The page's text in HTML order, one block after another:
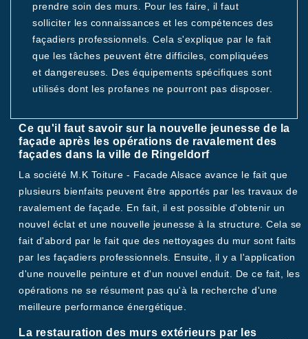
prendre soin des murs. Pour les faire, il faut
solliciter les connaissances et les compétences des
façadiers professionnels. Cela s'explique par le fait
que les tâches peuvent être difficiles, compliquées
et dangereuses. Des équipements spécifiques sont
utilisés dont les profanes ne pourront pas disposer.
Ce qu'il faut savoir sur la nouvelle jeunesse de la
façade après les opérations de ravalement des
façades dans la ville de Ringeldorf
La société M.K Toiture - Facade Alsace avance le fait que
plusieurs bienfaits peuvent être apportés par les travaux de
ravalement de façade. En fait, il est possible d'obtenir un
nouvel éclat et une nouvelle jeunesse à la structure. Cela se
fait d'abord par le fait que des nettoyages du mur sont faits
par les façadiers professionnels. Ensuite, il y a l'application
d'une nouvelle peinture et d'un nouvel enduit. De ce fait, les
opérations ne se résument pas qu'à la recherche d'une
meilleure performance énergétique.
La restauration des murs extérieurs par les